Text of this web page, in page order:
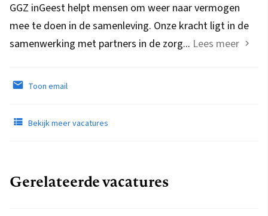
GGZ inGeest helpt mensen om weer naar vermogen
mee te doen in de samenleving. Onze kracht ligt in de
samenwerking met partners in de zorg... Lees meer
Toon email
Bekijk meer vacatures
Gerelateerde vacatures